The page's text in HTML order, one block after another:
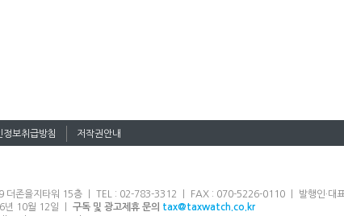
정보취급방침 저작권안내
더존을지타워 15층 ㅣ TEL : 02-783-3312 ㅣ FAX : 070-5226-0110 ㅣ 발행인·대
년 10월 12일 ㅣ 구독 및 광고제휴 문의 tax@taxwatch.co.kr